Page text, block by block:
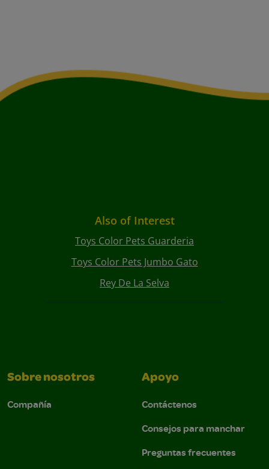
Also of Interest
Toys Color Pets Guarderia
Toys Color Pets Jumbo Gato
Rey De La Selva
Sobre nosotros
Compañía
Apoyo
Contáctenos
Consejos para manchar
Preguntas frecuentes